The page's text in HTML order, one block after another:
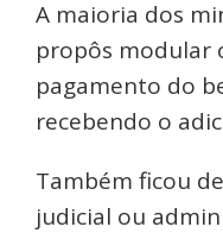
A maioria dos
propôs modular
pagamento do
recebendo o
Também ficou
judicial ou